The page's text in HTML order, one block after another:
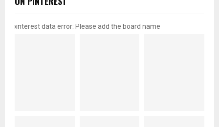
pinterest data error: Please add the board name